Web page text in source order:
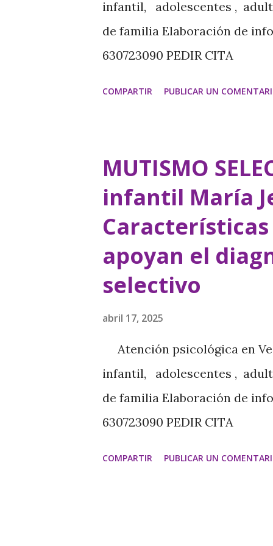
apego familiar, el ...
infantil, adolescentes ,
de familia Elaboración de
630723090 PEDIR CITA
pueden sentirse demasiado
social recíproca con otros
pueden enfrentarse a un
escolar estos niños pueden
veces no se comunican con
un grave deterioro en la
COMPARTIR PUBLICAR UN
MUTISMO
infantil María
apoyan el
selectivo
abril 17, 2025
Atención psicológica en
infantil, adolescentes ,
de familia Elaboración de
630723090 PEDIR CITA
Características asociadas
COMPARTIR PUBLICAR UN